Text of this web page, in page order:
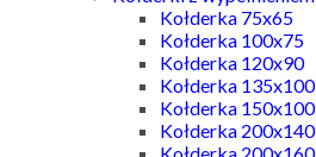
Kołderka 75x65
Kołderka 100x75
Kołderka 120x90
Kołderka 135x100
Kołderka 150x100
Kołderka 200x140